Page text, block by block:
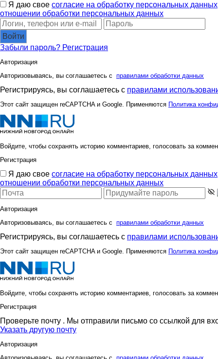
Я даю свое согласие на обработку персональных данных
отношении обработки персональных данных
Войти
Забыли пароль? Регистрация
Авторизация
Авторизовываясь, вы соглашаетесь с правилами обработки данных
Регистрируясь, вы соглашаетесь с правилами
Этот сайт защищен reCAPTCHA и Google. Применяются Политика
Войдите, чтобы сохранять историю комментариев, голосовать за
Регистрация
Я даю свое согласие на обработку персональных данных
отношении обработки персональных данных
Авторизация
Авторизовываясь, вы соглашаетесь с правилами обработки данных
Регистрируясь, вы соглашаетесь с правилами
Этот сайт защищен reCAPTCHA и Google. Применяются Политика
Войдите, чтобы сохранять историю комментариев, голосовать за
Регистрация
Проверьте почту . Мы отправили письмо со ссылкой для
Указать другую почту
Авторизация